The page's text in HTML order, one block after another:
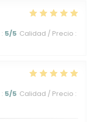
: 5/5 Calidad / Precio :
: 5/5 Calidad / Precio :